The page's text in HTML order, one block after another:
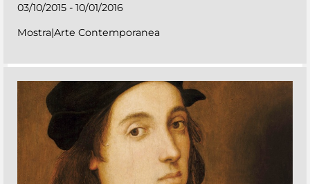
03/10/2015 - 10/01/2016
Mostra|Arte Contemporanea